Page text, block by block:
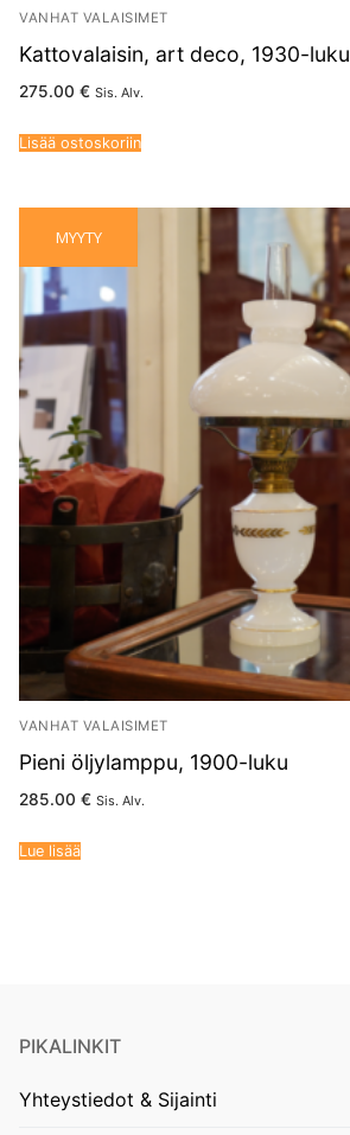
VANHAT VALAISIMET
Kattovalaisin, art deco, 1930-luku
275.00 € Sis. Alv.
Lisää ostoskoriin
MYYTY
VANHAT VALAISIMET
Pieni öljylamppu, 1900-luku
285.00 € Sis. Alv.
Lue lisää
PIKALINKIT
Yhteystiedot & Sijainti